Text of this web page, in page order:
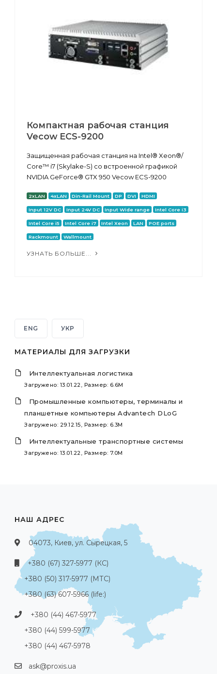
Компактная рабочая станция
Vecow ECS-9200
Защищенная рабочая станция на Intel® Xeon®/
Core™ i7 (Skylake-S) со встроенной графикой
NVIDIA GeForce® GTX 950 Vecow ECS-9200
2xLAN 4xLAN Din-Rail Mount DP DVI HDMI
Input 12V DC Input 24V DC Input Wide range Intel Core i3
Intel Core i5 Intel Core i7 Intel Xeon LAN POE ports
Rackmount Wallmount
УЗНАТЬ БОЛЬШЕ...
ENG УКР
МАТЕРИАЛЫ ДЛЯ ЗАГРУЗКИ
Интеллектуальная логистика
Загружено: 13.01.22, Размер: 6.6M
Промышленные компьютеры, терминалы и
планшетные компьютеры Advantech DLoG
Загружено: 29.12.15, Размер: 6.3M
Интеллектуальные транспортные системы
Загружено: 13.01.22, Размер: 7.0M
НАШ АДРЕС
04073, Киев, ул. Сырецкая, 5
+380 (67) 327-5977 (КС)
+380 (50) 317-5977 (МТС)
+380 (63) 607-5966 (life:)
+380 (44) 467-5977
+380 (44) 599-5977
+380 (44) 467-5978
ask@proxis.ua